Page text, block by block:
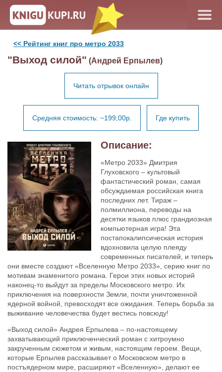
<< Рейтинг книг про метро 2033
"Выход силой" (Андрей Ерпылев)
Читать отрывок онлайн
Средняя стоимость: ~199,00р. Где купить
Описание:
«Метро 2033» Дмитрия
Глуховского – культовый
фантастический роман, самая
обсуждаемая российская книга
последних лет. Тираж –
полмиллиона, переводы на
десятки языков плюс грандиозная
компьютерная игра! Эта
постапокалипсическая история
вдохновила целую плеяду
современных писателей, и теперь
они вместе создают «Вселенную Метро 2033», серию книг по
мотивам знаменитого романа. Герои этих новых историй
наконец-то выйдут за пределы Московского метро. Их
приключения на поверхности Земли, почти уничтоженной
ядерной войной, превосходят все ожидания. Теперь борьба за
выживание человечества будет вестись повсюду!
«Выход силой» Андрея Ерпылева – по-настоящему
захватывающий приключенческий роман с хитроумно
закрученным сюжетом и живым, настоящим героем. Вещи,
которые Ерпылев рассказывает о Московском метро в
постъядерном мире, расширяют «Вселенную», делают ее